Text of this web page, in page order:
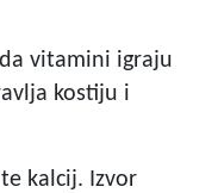
vitamini igraju
kostiju i
kalcij. Izvor